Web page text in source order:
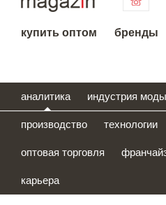
купить оптом бренды
аналитика индустрия моды
производство технологии
оптовая торговля
карьера